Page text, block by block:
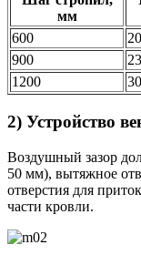
мм
600
20
900
23
1200
30
2) Устройство
Воздушный зазор
50 мм), вытяжное
отверстия для
части кровли.